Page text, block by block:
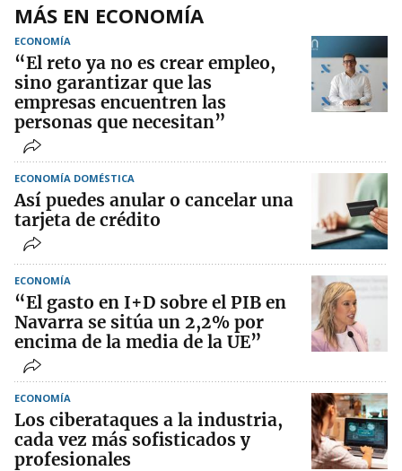
MÁS EN ECONOMÍA
ECONOMÍA
“El reto ya no es crear empleo,
sino garantizar que las
empresas encuentren las
personas que necesitan”
ECONOMÍA DOMÉSTICA
Así puedes anular o cancelar una
tarjeta de crédito
ECONOMÍA
“El gasto en I+D sobre el PIB en
Navarra se sitúa un 2,2% por
encima de la media de la UE”
ECONOMÍA
Los ciberataques a la industria,
cada vez más sofisticados y
profesionales